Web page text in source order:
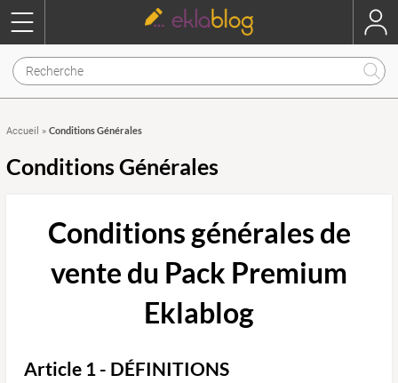
Accueil » Conditions Générales
Conditions Générales
Conditions générales de
vente du Pack Premium
Eklablog
Article 1 - DÉFINITIONS